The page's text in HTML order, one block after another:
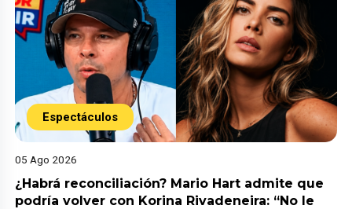
Espectáculos
05 Ago 2026
¿Habrá reconciliación? Mario Hart admite que
podría volver con Korina Rivadeneira: “No le